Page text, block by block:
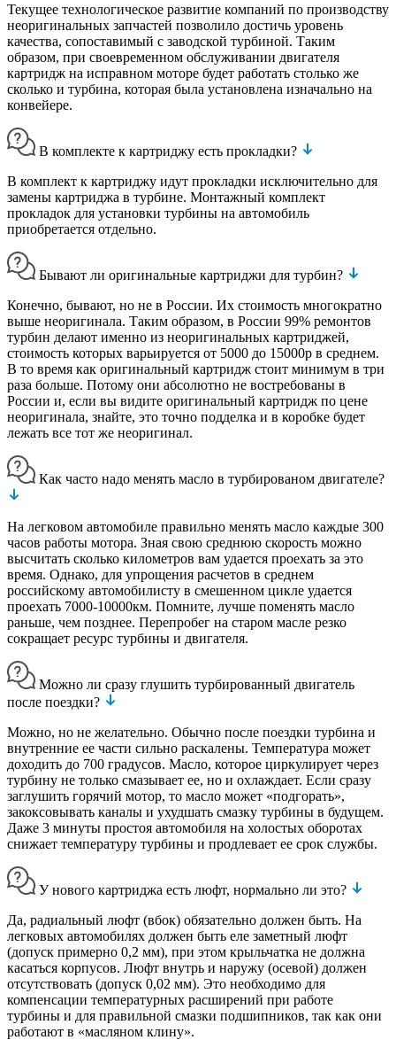
Текущее технологическое развитие компаний по производству
неоригинальных запчастей позволило достичь уровень
качества, сопоставимый с заводской турбиной. Таким
образом, при своевременном обслуживании двигателя
картридж на исправном моторе будет работать столько же
сколько и турбина, которая была установлена изначально на
конвейере.
В комплекте к картриджу есть прокладки?
В комплект к картриджу идут прокладки исключительно для
замены картриджа в турбине. Монтажный комплект
прокладок для установки турбины на автомобиль
приобретается отдельно.
Бывают ли оригинальные картриджи для турбин?
Конечно, бывают, но не в России. Их стоимость многократно
выше неоригинала. Таким образом, в России 99% ремонтов
турбин делают именно из неоригинальных картриджей,
стоимость которых варьируется от 5000 до 15000р в среднем.
В то время как оригинальный картридж стоит минимум в три
раза больше. Потому они абсолютно не востребованы в
России и, если вы видите оригинальный картридж по цене
неоригинала, знайте, это точно подделка и в коробке будет
лежать все тот же неоригинал.
Как часто надо менять масло в турбированом двигателе?
На легковом автомобиле правильно менять масло каждые 300
часов работы мотора. Зная свою среднюю скорость можно
высчитать сколько километров вам удается проехать за это
время. Однако, для упрощения расчетов в среднем
российскому автомобилисту в смешенном цикле удается
проехать 7000-10000км. Помните, лучше поменять масло
раньше, чем позднее. Перепробег на старом масле резко
сокращает ресурс турбины и двигателя.
Можно ли сразу глушить турбированный двигатель
после поездки?
Можно, но не желательно. Обычно после поездки турбина и
внутренние ее части сильно раскалены. Температура может
доходить до 700 градусов. Масло, которое циркулирует через
турбину не только смазывает ее, но и охлаждает. Если сразу
заглушить горячий мотор, то масло может «подгорать»,
закоксовывать каналы и ухудшать смазку турбины в будущем.
Даже 3 минуты простоя автомобиля на холостых оборотах
снижает температуру турбины и продлевает ее срок службы.
У нового картриджа есть люфт, нормально ли это?
Да, радиальный люфт (вбок) обязательно должен быть. На
легковых автомобилях должен быть еле заметный люфт
(допуск примерно 0,2 мм), при этом крыльчатка не должна
касаться корпусов. Люфт внутрь и наружу (осевой) должен
отсутствовать (допуск 0,02 мм). Это необходимо для
компенсации температурных расширений при работе
турбины и для правильной смазки подшипников, так как они
работают в «масляном клину».